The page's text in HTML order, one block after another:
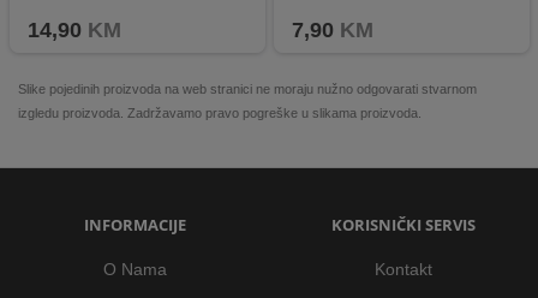
14,90 KM 7,90 KM
Slike pojedinih proizvoda na web stranici ne moraju nužno odgovarati stvarnom
izgledu proizvoda. Zadržavamo pravo pogreške u slikama proizvoda.
INFORMACIJE
O Nama
KORISNIČKI SERVIS
Kontakt